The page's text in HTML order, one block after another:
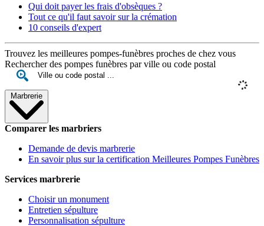
Qui doit payer les frais d'obsèques ?
Tout ce qu'il faut savoir sur la crémation
10 conseils d'expert
Trouvez les meilleures pompes-funèbres proches de chez vous
Rechercher des pompes funèbres par ville ou code postal
Marbrerie
Comparer les marbriers
Demande de devis marbrerie
En savoir plus sur la certification Meilleures Pompes Funèbres
Services marbrerie
Choisir un monument
Entretien sépulture
Personnalisation sépulture